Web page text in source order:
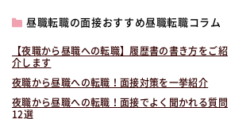
昼職転職の面接おすすめ昼職転職コラム
【夜職から昼職への転職】履歴書の書き方をご紹
介します
夜職から昼職への転職！面接対策を一挙紹介
夜職から昼職への転職！面接でよく聞かれる質問
12選